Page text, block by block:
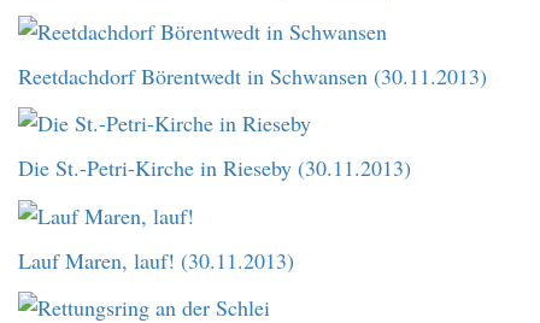
Reetdachdorf Börentwedt in Schwansen (30.11.2013)
Die St.-Petri-Kirche in Rieseby (30.11.2013)
Lauf Maren, lauf! (30.11.2013)